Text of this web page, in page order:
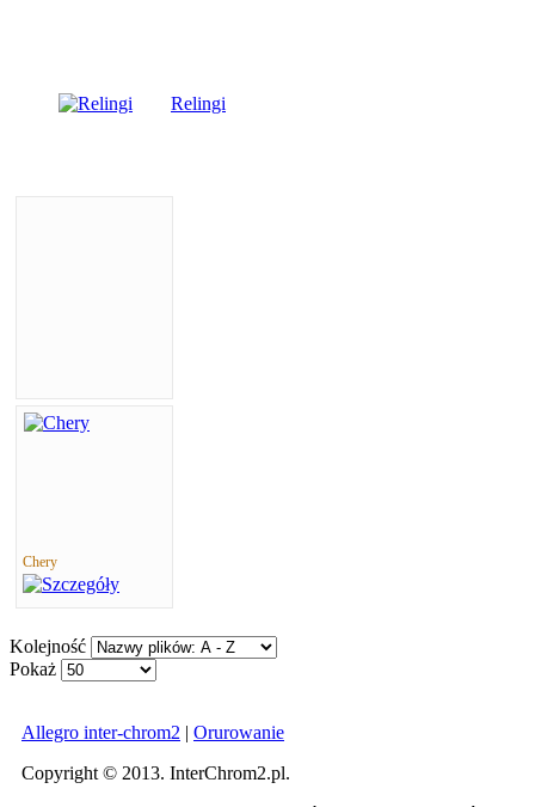
Relingi
Chery
Kolejność
Pokaż
Allegro inter-chrom2 | Orurowanie
Copyright © 2013. InterChrom2.pl.